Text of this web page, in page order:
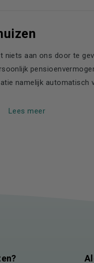
niets aan ons door te
namelijk automatisch
Lees meer